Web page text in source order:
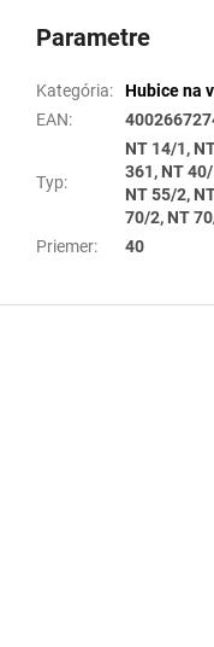
Parametre
Kategória:
Hubice na
EAN:
Typ:
NT 14/1,
361, NT
NT 55/2,
70/2, NT
Priemer: 40